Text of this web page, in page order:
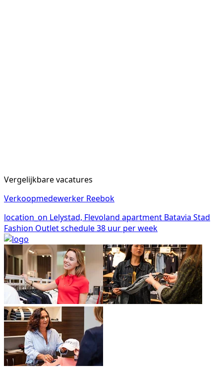
Vergelijkbare vacatures
Verkoopmedewerker Reebok
location_on Lelystad, Flevoland apartment Batavia Stad
Fashion Outletschedule38 uur per week